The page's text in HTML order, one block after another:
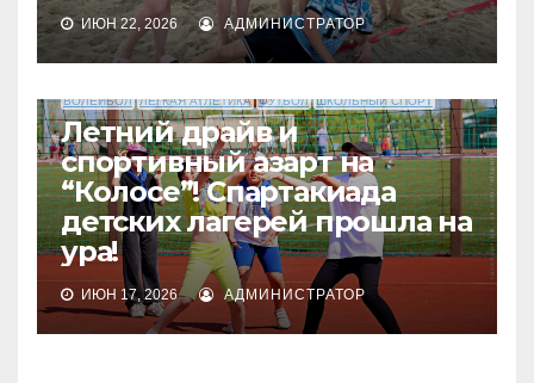
ИЮН 22, 2026 АДМИНИСТРАТОР
ВОЛЕЙБОЛ ЛЕГКАЯ АТЛЕТИКА ФУТБОЛ ШКОЛЬНЫЙ СПОРТ
Летний драйв и
спортивный азарт на
“Колосе”! Спартакиада
детских лагерей прошла на
ура!
ИЮН 17, 2026 АДМИНИСТРАТОР